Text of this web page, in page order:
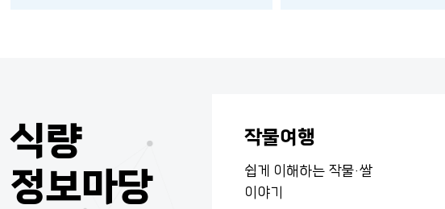
식량
정보마당
작물여행
쉽게 이해하는 작물·쌀
이야기